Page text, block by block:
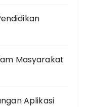
Masyarakat
Aplikasi